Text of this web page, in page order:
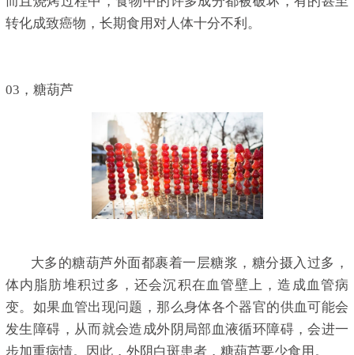
转化成致癌物，长期食用对人体十分不利。
03，糖葫芦
大多的糖葫芦外面都裹着一层糖浆，糖分摄入过多，
体内脂肪堆积过多，还会沉积在血管壁上，造成血管病
变。如果血管出现问题，那么身体各个器官的供血可能会
发生障碍，从而就会造成外阴局部血液循环障碍，会进一
步加重病情。因此，外阴白斑患者，糖葫芦要少食用。